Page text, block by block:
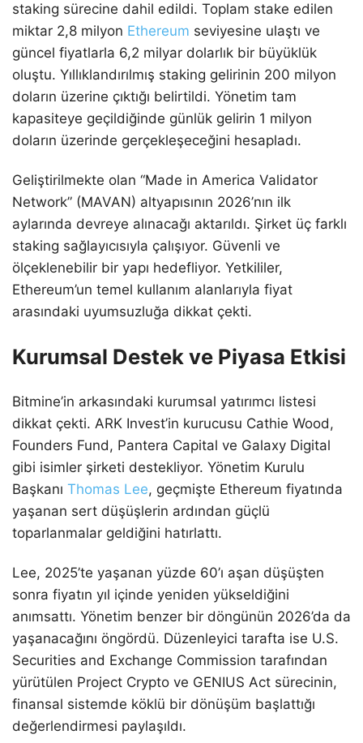
staking sürecine dahil edildi. Toplam stake edilen
miktar 2,8 milyon Ethereum seviyesine ulaştı ve
güncel fiyatlarla 6,2 milyar dolarlık bir büyüklük
oluştu. Yıllıklandırılmış staking gelirinin 200 milyon
doların üzerine çıktığı belirtildi. Yönetim tam
kapasiteye geçildiğinde günlük gelirin 1 milyon
doların üzerinde gerçekleşeceğini hesapladı.
Geliştirilmekte olan “Made in America Validator
Network” (MAVAN) altyapısının 2026’nın ilk
aylarında devreye alınacağı aktarıldı. Şirket üç farklı
staking sağlayıcısıyla çalışıyor. Güvenli ve
ölçeklenebilir bir yapı hedefliyor. Yetkililer,
Ethereum’un temel kullanım alanlarıyla fiyat
arasındaki uyumsuzluğa dikkat çekti.
Kurumsal Destek ve Piyasa Etkisi
Bitmine’in arkasındaki kurumsal yatırımcı listesi
dikkat çekti. ARK Invest’in kurucusu Cathie Wood,
Founders Fund, Pantera Capital ve Galaxy Digital
gibi isimler şirketi destekliyor. Yönetim Kurulu
Başkanı Thomas Lee, geçmişte Ethereum fiyatında
yaşanan sert düşüşlerin ardından güçlü
toparlanmalar geldiğini hatırlattı.
Lee, 2025’te yaşanan yüzde 60’ı aşan düşüşten
sonra fiyatın yıl içinde yeniden yükseldiğini
anımsattı. Yönetim benzer bir döngünün 2026’da da
yaşanacağını öngördü. Düzenleyici tarafta ise U.S.
Securities and Exchange Commission tarafından
yürütülen Project Crypto ve GENIUS Act sürecinin,
finansal sistemde köklü bir dönüşüm başlattığı
değerlendirmesi paylaşıldı.